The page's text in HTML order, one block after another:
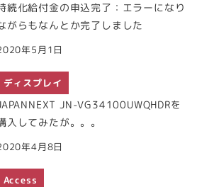
続化給付金の申込完了：エラーになり
がらもなんとか完了しました
年5月1日
ディスプレイ
JN-VG34100UWQHDRを
入してみたが。。。
年4月8日
Access